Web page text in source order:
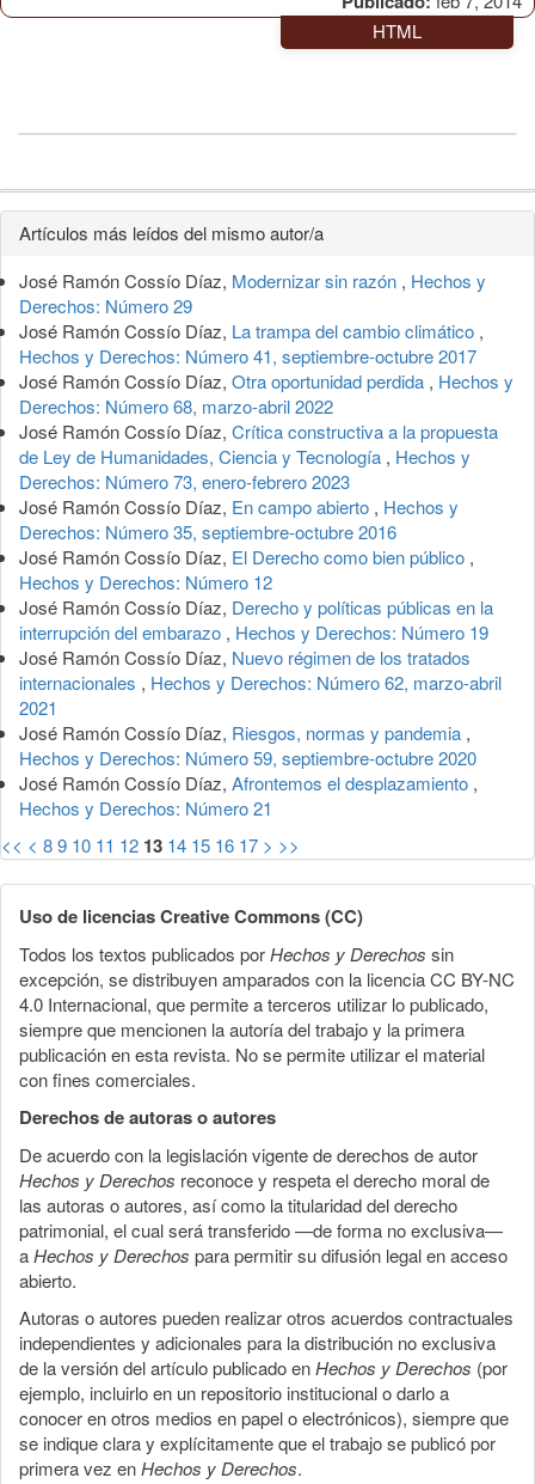
HTML
Detalles
del
artículo
Artículos más leídos del mismo autor/a
José Ramón Cossío Díaz, Modernizar sin razón , Hechos y
Derechos: Número 29
José Ramón Cossío Díaz, La trampa del cambio climático ,
Hechos y Derechos: Número 41, septiembre-octubre 2017
José Ramón Cossío Díaz, Otra oportunidad perdida , Hechos y
Derechos: Número 68, marzo-abril 2022
José Ramón Cossío Díaz, Crítica constructiva a la propuesta
de Ley de Humanidades, Ciencia y Tecnología , Hechos y
Derechos: Número 73, enero-febrero 2023
José Ramón Cossío Díaz, En campo abierto , Hechos y
Derechos: Número 35, septiembre-octubre 2016
José Ramón Cossío Díaz, El Derecho como bien público ,
Hechos y Derechos: Número 12
José Ramón Cossío Díaz, Derecho y políticas públicas en la
interrupción del embarazo , Hechos y Derechos: Número 19
José Ramón Cossío Díaz, Nuevo régimen de los tratados
internacionales , Hechos y Derechos: Número 62, marzo-abril
2021
José Ramón Cossío Díaz, Riesgos, normas y pandemia ,
Hechos y Derechos: Número 59, septiembre-octubre 2020
José Ramón Cossío Díaz, Afrontemos el desplazamiento ,
Hechos y Derechos: Número 21
<< < 89 10 11 12 13 14 15 16 17 > >>
Uso de licencias Creative Commons (CC)
Todos los textos publicados porHechos y Derechos sin
excepción, se distribuyen amparados con la licencia CC BY-NC
4.0 Internacional, que permite a terceros utilizar lo publicado,
siempre que mencionen la autoría del trabajo y la primera
publicación en esta revista. No se permite utilizar el material
con fines comerciales.
Derechos de autoras o autores
De acuerdo con la legislación vigente de derechos de autor
Hechos y Derechos reconoce y respeta el derecho moral de
las autoras o autores, así como la titularidad del derecho
patrimonial, el cual será transferido —de forma no exclusiva—
aHechos y Derechos para permitir su difusión legal en acceso
abierto.
Autoras o autores pueden realizar otros acuerdos contractuales
independientes y adicionales para la distribución no exclusiva
de la versión del artículo publicado enHechos y Derechos (por
ejemplo, incluirlo en un repositorio institucional o darlo a
conocer en otros medios en papel o electrónicos), siempre que
se indique clara y explícitamente que el trabajo se publicó por
primera vez enHechos y Derechos.